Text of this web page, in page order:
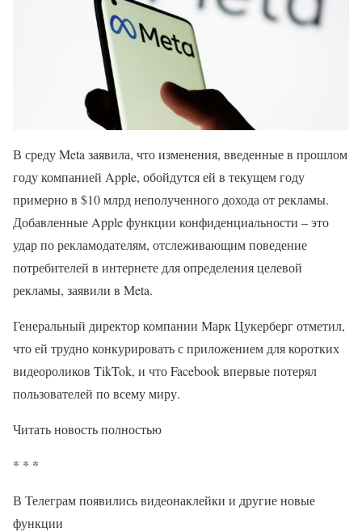
В среду Meta заявила, что изменения, введенные в прошлом
году компанией Apple, обойдутся ей в текущем году
примерно в $10 млрд неполученного дохода от рекламы.
Добавленные Apple функции конфиденциальности – это
удар по рекламодателям, отслеживающим поведение
потребителей в интернете для определения целевой
рекламы, заявили в Meta.
Генеральный директор компании Марк Цукерберг отметил,
что ей трудно конкурировать с приложением для коротких
видеороликов TikTok, и что Facebook впервые потерял
пользователей по всему миру.
Читать новость полностью
* * *
В Телеграм появились видеонаклейки и другие новые
функции